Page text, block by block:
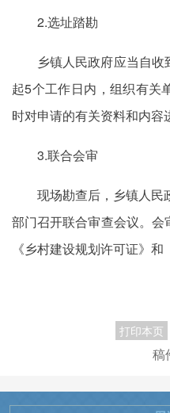
2.选址踏勘
乡镇人民政府应当自
起5个工作日内，组织有关
时对申请的有关资料和内容
3.联合会审
现场勘查后，乡镇人民
部门召开联合审查会议。
《乡村建设规划许可证》和
打印本页
稿